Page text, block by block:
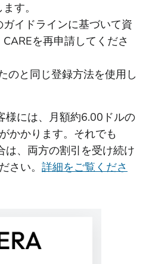
す。
イドラインに基づいて資
を再申請してくださ
のと同じ登録方法を使用し
様には、月額約6.00ドルの
かかります。それでも
は、両方の割引を受け続け
さい。 詳細をご覧くださ